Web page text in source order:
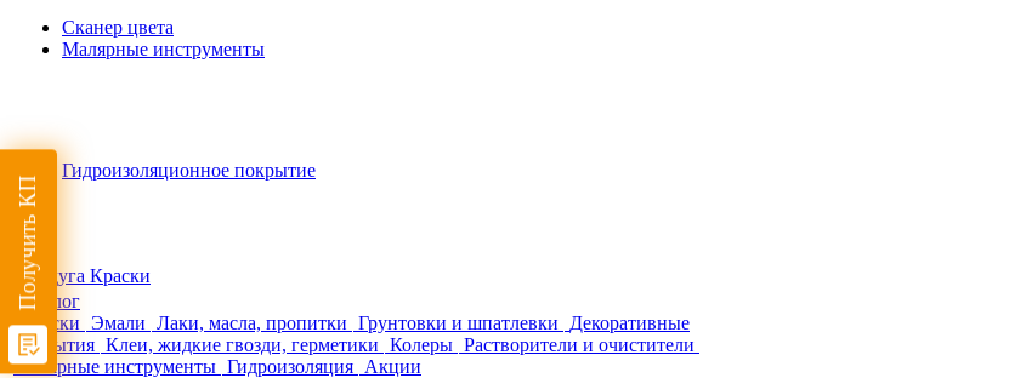
Получить КП
Сканер цвета
Малярные инструменты
Гидроизоляционное покрытие
Каталог
Краски Эмали Лаки, масла, пропитки Грунтовки и шпатлевки
Декоративные
покрытия Клеи, жидкие гвозди, герметики Колеры Растворители и очистители
Малярные инструменты Гидроизоляция Акции